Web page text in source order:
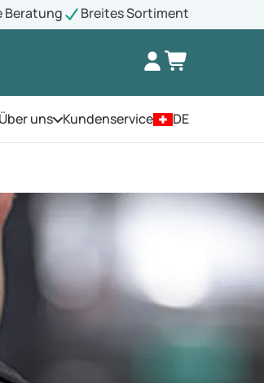
Beratung Breites Sortiment
Über unsÖffnen Sie das Menü
Kundenservice DE